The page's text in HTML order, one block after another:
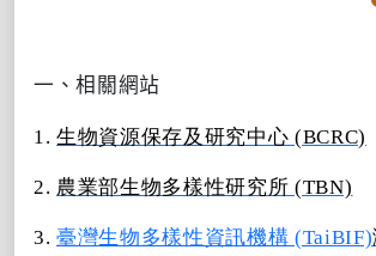
一、相關網站
1.生物資源保存及研究中心 (BCRC)
2. 農業部生物多樣性研究所 (TBN)
3.臺灣生物多樣性資訊機構 (TaiBIF)